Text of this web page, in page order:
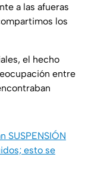
a las afueras
los
el hecho
entre
SUSPENSIÓN
esto se